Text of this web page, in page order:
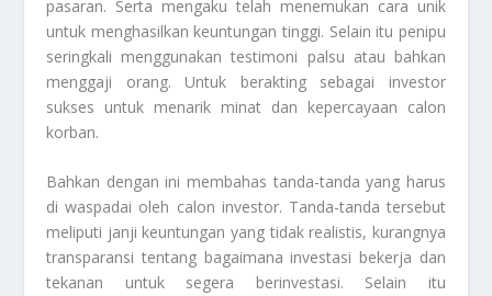
pasaran. Serta mengaku telah menemukan cara unik
untuk menghasilkan keuntungan tinggi. Selain itu penipu
seringkali menggunakan testimoni palsu atau bahkan
menggaji orang. Untuk berakting sebagai investor
sukses untuk menarik minat dan kepercayaan calon
korban.
Bahkan dengan ini membahas tanda-tanda yang harus
di waspadai oleh calon investor. Tanda-tanda tersebut
meliputi janji keuntungan yang tidak realistis, kurangnya
transparansi tentang bagaimana investasi bekerja dan
tekanan untuk segera berinvestasi. Selain itu